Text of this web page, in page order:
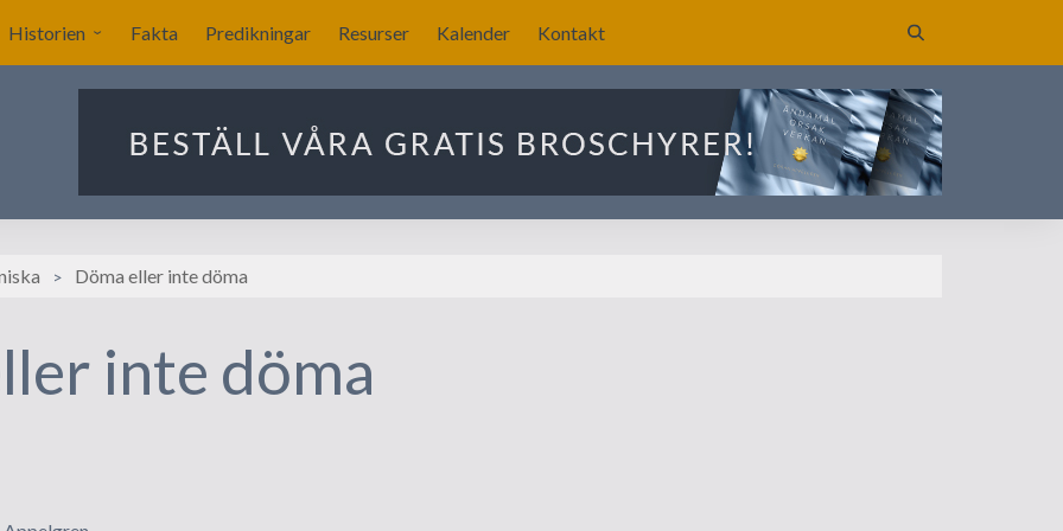
Historien
Sverige blir nykyrkligt?
Nykyrkliga gudstjänster
Bekännare
Utlandets roll
Nya försök att komma
igång
Fakta Predikningar Resurser Kalender Kontakt
Döma eller inte döma
inte döma